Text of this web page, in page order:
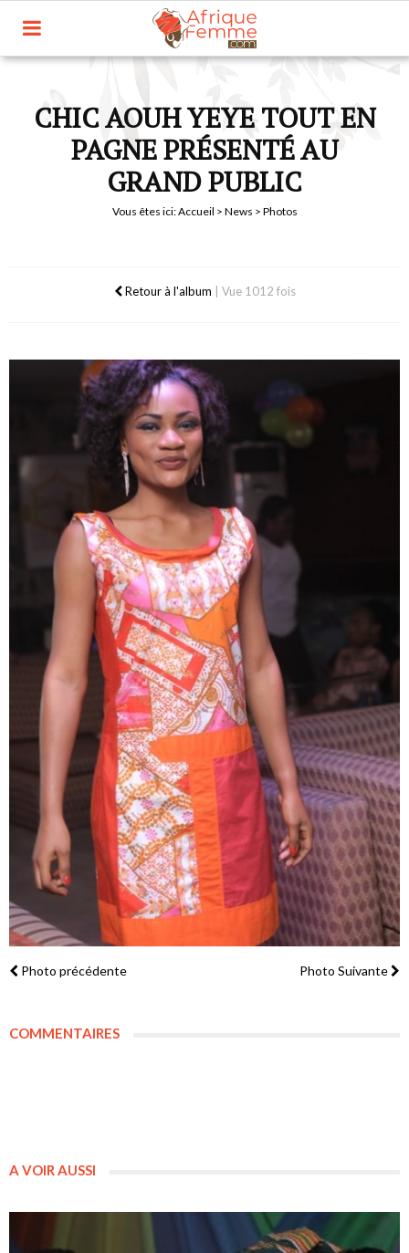
CHIC AOUH YEYE TOUT EN
PAGNE PRÉSENTÉ AU
GRAND PUBLIC
Vous êtes ici:Accueil > News > Photos
Retour à l'album Vue 1012 fois
Photo précédente Photo Suivante
COMMENTAIRES
A VOIR AUSSI